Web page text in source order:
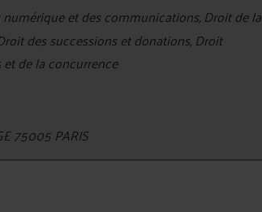
et des communications, Droit de la
des successions et donations, Droit
de la concurrence
75005 PARIS